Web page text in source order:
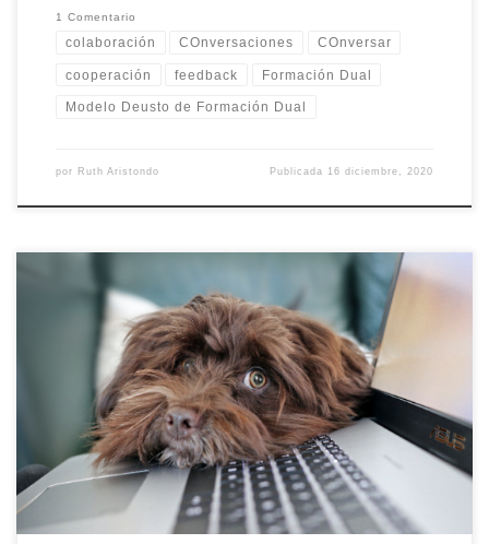
1 Comentario
colaboración COnversaciones COnversar
cooperación feedback Formación Dual
Modelo Deusto de Formación Dual
por Ruth Aristondo Publicada 16 diciembre, 2020
A medida que el mundo evoluciona y la tecnología avanza, lo que
antes se consideraba innecesario e ineficiente ahora es una
necesidad y una realidad.